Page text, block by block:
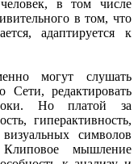
в том числе
в том, что
адаптируется к
могут слушать
Сети, редактировать
Но платой за
гиперактивность,
символов
мышление